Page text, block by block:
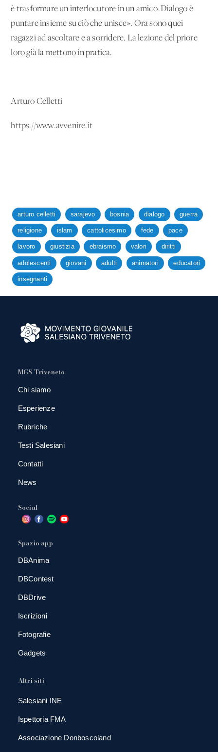
è trasformare un interlocutore in un amico. Dialogo è
puntare insieme su ciò che unisce». Ora sono quei
ragazzi ad ascoltare e a sorridere. La lezione del priore
loro già la mettono in pratica.
Arturo Celletti
https://www.avvenire.it
arturo celletti sarajevo bosnia dialogo guerra
religione islam cattolicesimo fede pace
lavoro giustizia ebraismo valori diritti
adolescenti giovani adulti animatori educatori
insegnanti
MGS Triveneto
Chi siamo
Esperienze
Rubriche
Testi Salesiani
Contatti
News
Social
Spazio app
DBAnima
DBContest
DBDrive
Iscrizioni
Fotografie
Gadgets
Altri siti
Salesiani INE
Ispettoria FMA
Associazione Donboscoland